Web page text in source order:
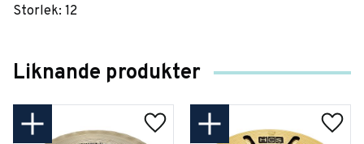
Storlek: 12
Liknande produkter